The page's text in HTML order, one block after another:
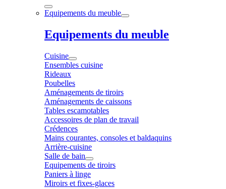
Equipements du meuble
Equipements du meuble
Cuisine
Ensembles cuisine
Rideaux
Poubelles
Aménagements de tiroirs
Aménagements de caissons
Tables escamotables
Accessoires de plan de travail
Crédences
Mains courantes, consoles et baldaquins
Arrière-cuisine
Salle de bain
Equipements de tiroirs
Paniers à linge
Miroirs et fixes-glaces